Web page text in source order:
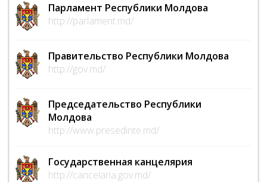
Парламент Республики Молдова
http://parlament.md/
Правительство Республики Молдова
http://gov.md/
Председательство Республики
Молдова
http://www.presedinte.md/
Государственная канцелярия
http://cancelaria.gov.md/